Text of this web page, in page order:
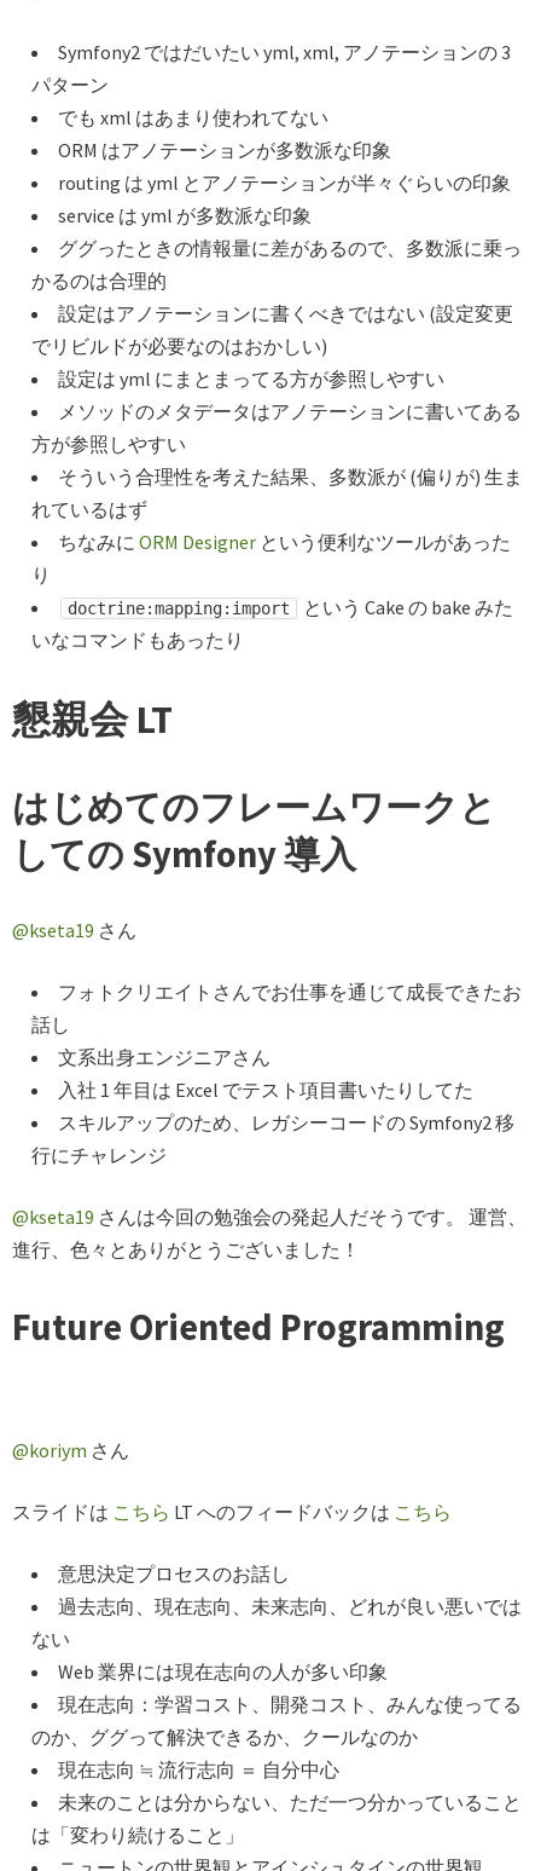
Symfony2 ではだいたい yml, xml, アノテーションの 3
パターン
でも xml はあまり使われてない
ORM はアノテーションが多数派な印象
routing は yml とアノテーションが半々ぐらいの印象
service は yml が多数派な印象
ググったときの情報量に差があるので、多数派に乗っ
かるのは合理的
設定はアノテーションに書くべきではない (設定変更
でリビルドが必要なのはおかしい)
設定は yml にまとまってる方が参照しやすい
メソッドのメタデータはアノテーションに書いてある
方が参照しやすい
そういう合理性を考えた結果、多数派が (偏りが) 生ま
れているはず
ちなみに ORM Designer という便利なツールがあった
り
doctrine:mapping:import
という Cake の bake みた
いなコマンドもあったり
懇親会 LT
はじめてのフレームワークと
しての Symfony 導入
@kseta19 さん
フォトクリエイトさんでお仕事を通じて成長できたお
話し
文系出身エンジニアさん
入社 1 年目は Excel でテスト項目書いたりしてた
スキルアップのため、レガシーコードの Symfony2 移
行にチャレンジ
@kseta19 さんは今回の勉強会の発起人だそうです。 運営、
進行、色々とありがとうございました！
Future Oriented Programming
@koriym さん
スライドは こちら LT へのフィードバックは こちら
意思決定プロセスのお話し
過去志向、現在志向、未来志向、どれが良い悪いでは
ない
Web 業界には現在志向の人が多い印象
現在志向：学習コスト、開発コスト、みんな使ってる
のか、ググって解決できるか、クールなのか
現在志向 ≒ 流行志向 ＝ 自分中心
未来のことは分からない、ただ一つ分かっていること
は「変わり続けること」